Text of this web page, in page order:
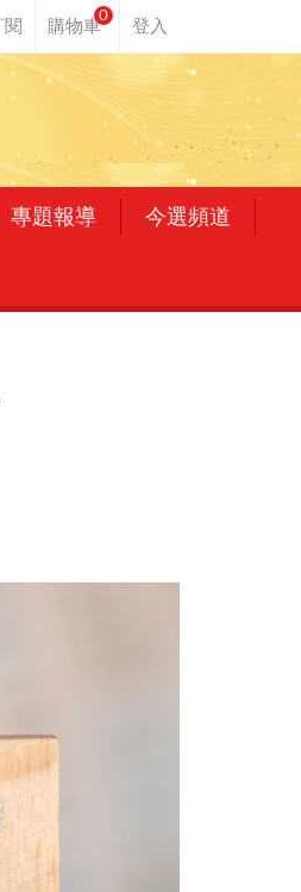
0
專題報導 今選頻道